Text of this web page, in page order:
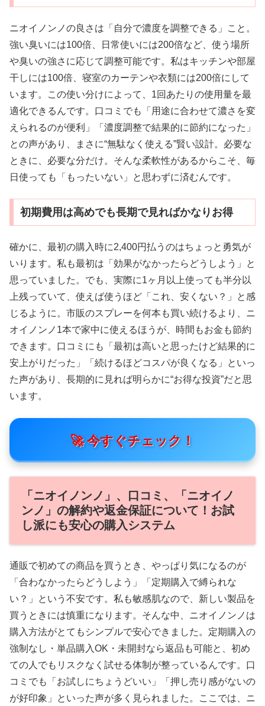
ニオイノンノの良さは「自分で濃度を調整できる」こと。
強い臭いには100倍、日常使いには200倍など、使う場所
や臭いの強さに応じて調整可能です。私はキッチンや部屋
干しには100倍、寝室のカーテンや衣類には200倍にして
います。この使い分けによって、1回あたりの使用量を最
適化できるんです。口コミでも「用途に合わせて濃さを変
えられるのが便利」「濃度調整で結果的に節約になった」
との声があり、まさに“無駄なく使える”賢い設計。必要な
ときに、必要な分だけ。そんな柔軟性があるからこそ、毎
日使っても「もったいない」と思わずに済むんです。
初期費用は高めでも長期で見ればかなりお得
確かに、最初の購入時に2,400円払うのはちょっと勇気が
いります。私も最初は「効果がなかったらどうしよう」と
思っていました。でも、実際に1ヶ月以上使っても半分以
上残っていて、使えば使うほど「これ、安くない？」と感
じるように。市販のスプレーを何本も買い続けるより、ニ
オイノンノ1本で家中に使えるほうが、時間もお金も節約
できます。口コミにも「最初は高いと思ったけど結果的に
安上がりだった」「続けるほどコスパが良くなる」といっ
た声があり、長期的に見れば明らかに“お得な投資”だと思
います。
🚀 今すぐチェック！
「ニオイノンノ」、口コミ、「ニオイノ
ンノ」の解約や返金保証について！お試
し派にも安心の購入システム
通販で初めての商品を買うとき、やっぱり気になるのが
「合わなかったらどうしよう」「定期購入で縛られな
い？」という不安です。私も敏感肌なので、新しい製品を
買うときには慎重になります。そんな中、ニオイノンノは
購入方法がとてもシンプルで安心できました。定期購入の
強制なし・単品購入OK・未開封なら返品も可能と、初め
ての人でもリスクなく試せる体制が整っているんです。口
コミでも「お試しにちょうどいい」「押し売り感がないの
が好印象」といった声が多く見られました。ここでは、ニ